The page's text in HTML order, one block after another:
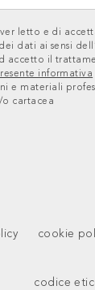
letto e di
dati ai sensi
accetto il
informativa
e materiali
cartacea
cookie
codice